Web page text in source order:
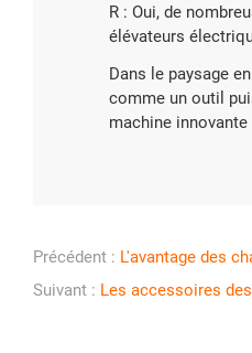
R : Oui, de
élévateurs
Dans le paysage
comme un outil
machine
Précédent : L'avantage des
Suivant : Les accessoires